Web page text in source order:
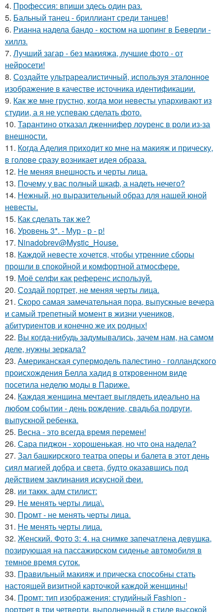
4. Профессия: впиши здесь один раз.
5. Бальный танец - бриллиант среди танцев!
6. Рианна надела бандо - костюм на шопинг в Беверли -
хиллз.
7. Лучший загар - без макияжа, лучшие фото - от
нейросети!
8. Создайте ультрареалистичный, используя эталонное
изображение в качестве источника идентификации.
9. Как же мне грустно, когда мои невесты упархивают из
студии, а я не успеваю сделать фото.
10. Тарантино отказал дженнифер лоуренс в роли из-за
внешности.
11. Когда Аделия приходит ко мне на макияж и прическу,
в голове сразу возникает идея образа.
12. Не меняя внешность и черты лица.
13. Почему у вас полный шкаф, а надеть нечего?
14. Нежный, но выразительный образ для нашей юной
невесты.
15. Как сделать так же?
16. Уровень 3*. - Мур - р - р!
17. Ninadobrev@Mystic_House.
18. Каждой невесте хочется, чтобы утренние сборы
прошли в спокойной и комфортной атмосфере.
19. Моё селфи как референс используй.
20. Создай портрет, не меняя черты лица.
21. Скоро самая замечательная пора, выпускные вечера
и самый трепетный момент в жизни учеников,
абитуриентов и конечно же их родных!
22. Вы когда-нибудь задумывались, зачем нам, на самом
деле, нужны зеркала?
23. Американская супермодель палестино - голландского
происхождения Белла хадид в откровенном виде
посетила неделю моды в Париже.
24. Каждая женщина мечтает выглядеть идеально на
любом событии - день рождение, свадьба подруги,
выпускной ребенка.
25. Весна - это всегда время перемен!
26. Сара пиджон - хорошенькая, но что она надела?
27. Зал башкирского театра оперы и балета в этот день
сиял магией добра и света, будто оказавшись под
действием заклинания искусной феи.
28. ии таккк. адм стилист:
29. Не менять черты лица\.
30. Промт - не менять черты лица.
31. Не менять черты лица.
32. Женский. Фото 3: 4. на снимке запечатлена девушка,
позирующая на пассажирском сиденье автомобиля в
темное время суток.
33. Правильный макияж и прическа способны стать
настоящей визитной карточкой каждой женщины!
34. Промт: тип изображения: студийный Fashion -
портрет в три четверти, выполненный в стиле высокой